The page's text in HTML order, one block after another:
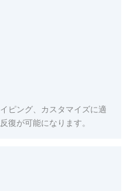
ピング、カスタマイズに適
復が可能になります。